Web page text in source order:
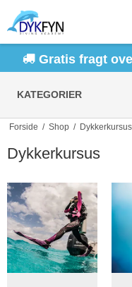
Gratis fragt
KATEGORIER
Forside / Shop / Dykkerkursus
Dykkerkursus